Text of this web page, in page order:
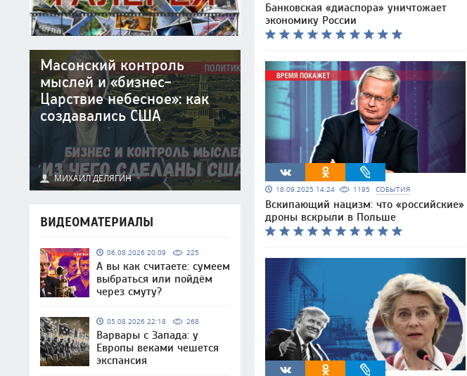
Масонский контроль
мыслей и «бизнес-
Царствие небесное»: как
создавались США
МИХАИЛ ДЕЛЯГИН
ВИДЕОМАТЕРИАЛЫ
06.08.2026 20:09 225
А вы как считаете: сумеем
выбраться или пойдём
через смуту?
05.08.2026 22:18 268
Варвары с Запада: у
Европы веками чешется
экспансия
Банковская «диаспора» уничтожает
экономику России
18.09.2025 14:24 1195 СОБЫТИЯ
Вскипающий нацизм: что «российские»
дроны вскрыли в Польше